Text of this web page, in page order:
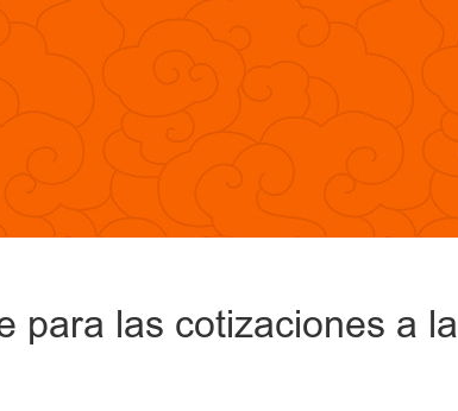
para las cotizaciones a la